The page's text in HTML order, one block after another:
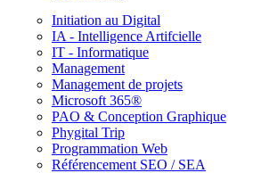
Initiation au Digital
IA - Intelligence Artifcielle
IT - Informatique
Management
Management de projets
Microsoft 365®
PAO & Conception Graphique
Phygital Trip
Programmation Web
Référencement SEO / SEA